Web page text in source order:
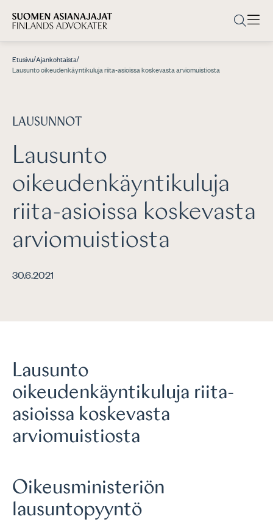
Etusivu/Ajankohtaista/
Lausunto oikeudenkäyntikuluja riita-asioissa koskevasta arviomuistiosta
LAUSUNNOT
Lausunto
oikeudenkäyntikuluja
riita-asioissa koskevasta
arviomuistiosta
30.6.2021
Lausunto
oikeudenkäyntikuluja riita-
asioissa koskevasta
arviomuistiosta
Oikeusministeriön
lausuntopyyntö